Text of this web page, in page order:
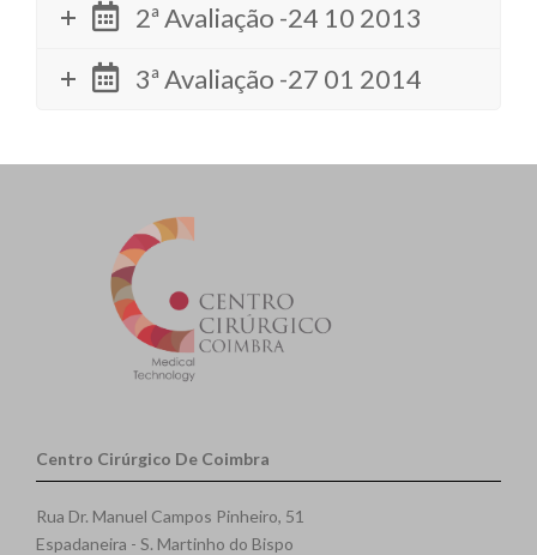
2ª Avaliação -24 10 2013
3ª Avaliação -27 01 2014
Centro Cirúrgico De Coimbra
Rua Dr. Manuel Campos Pinheiro, 51
Espadaneira - S. Martinho do Bispo